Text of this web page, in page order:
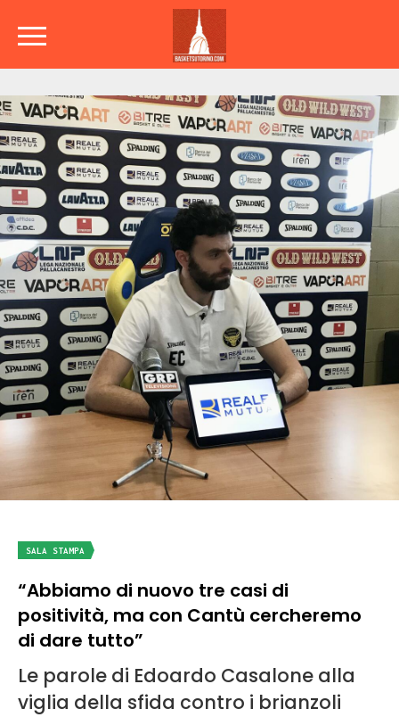
SALA STAMPA
“Abbiamo di nuovo tre casi di
positività, ma con Cantù cercheremo
di dare tutto”
Le parole di Edoardo Casalone alla
viglia della sfida contro i brianzoli